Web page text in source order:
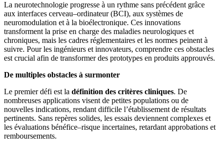
La neurotechnologie progresse à un rythme sans précédent grâce
aux interfaces cerveau–ordinateur (BCI), aux systèmes de
neuromodulation et à la bioélectronique. Ces innovations
transforment la prise en charge des maladies neurologiques et
chroniques, mais les cadres réglementaires et les normes peinent à
suivre. Pour les ingénieurs et innovateurs, comprendre ces obstacles
est crucial afin de transformer des prototypes en produits approuvés.
De multiples obstacles à surmonter
Le premier défi est la définition des critères cliniques. De
nombreuses applications visent de petites populations ou de
nouvelles indications, rendant difficile l’établissement de résultats
pertinents. Sans repères solides, les essais deviennent complexes et
les évaluations bénéfice–risque incertaines, retardant approbations et
remboursements.